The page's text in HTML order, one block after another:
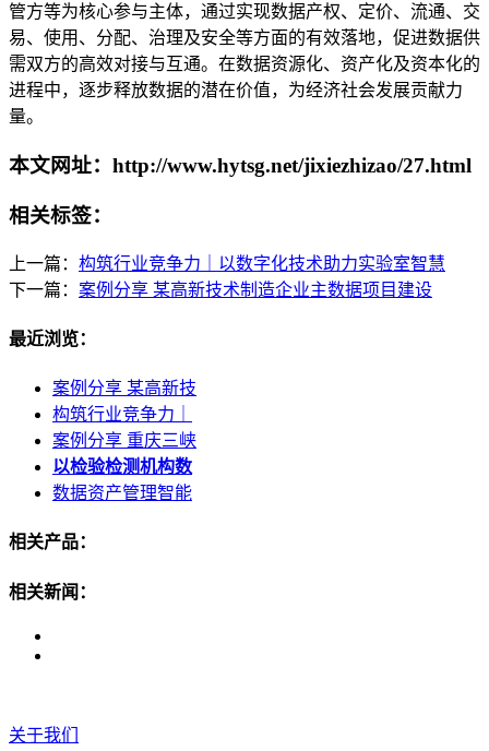
管方等为核心参与主体，通过实现数据产权、定价、流通、交
易、使用、分配、治理及安全等方面的有效落地，促进数据供
需双方的高效对接与互通。在数据资源化、资产化及资本化的
进程中，逐步释放数据的潜在价值，为经济社会发展贡献力
量。
本文网址：http://www.hytsg.net/jixiezhizao/27.html
相关标签：
上一篇： 构筑行业竞争力｜以数字化技术助力实验室智慧
下一篇： 案例分享 某高新技术制造企业主数据项目建设
最近浏览：
案例分享 某高新技
构筑行业竞争力｜
案例分享 重庆三峡
以检验检测机构数
数据资产管理智能
相关产品：
相关新闻：
关于我们